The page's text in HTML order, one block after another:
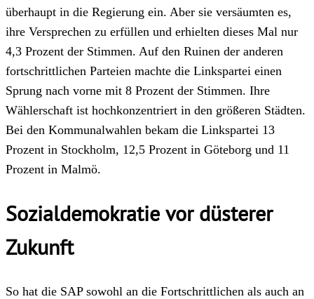
überhaupt in die Regierung ein. Aber sie versäumten es,
ihre Versprechen zu erfüllen und erhielten dieses Mal nur
4,3 Prozent der Stimmen. Auf den Ruinen der anderen
fortschrittlichen Parteien machte die Linkspartei einen
Sprung nach vorne mit 8 Prozent der Stimmen. Ihre
Wählerschaft ist hochkonzentriert in den größeren Städten.
Bei den Kommunalwahlen bekam die Linkspartei 13
Prozent in Stockholm, 12,5 Prozent in Göteborg und 11
Prozent in Malmö.
Sozialdemokratie vor düsterer
Zukunft
So hat die SAP sowohl an die Fortschrittlichen als auch an